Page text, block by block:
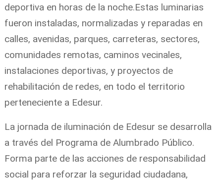
deportiva en horas de la noche.Estas luminarias
fueron instaladas, normalizadas y reparadas en
calles, avenidas, parques, carreteras, sectores,
comunidades remotas, caminos vecinales,
instalaciones deportivas, y proyectos de
rehabilitación de redes, en todo el territorio
perteneciente a Edesur.
La jornada de iluminación de Edesur se desarrolla
a través del Programa de Alumbrado Público.
Forma parte de las acciones de responsabilidad
social para reforzar la seguridad ciudadana,